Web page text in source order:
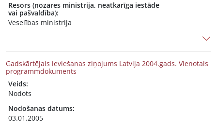
Resors (nozares ministrija, neatkarīga iestāde
vai pašvaldība):
Veselības ministrija
Gadskārtējais ieviešanas ziņojums Latvija 2004.gads. Vienotais
programmdokuments
Veids:
Nodots
Nodošanas datums:
03.01.2005